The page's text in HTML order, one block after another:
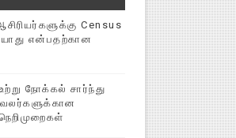
Census
என்பதற்கான
நோக்கல் சார்ந்து